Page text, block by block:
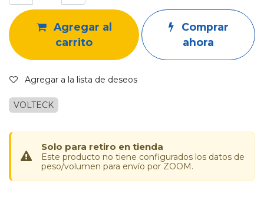
Agregar al
carrito
Comprar
ahora
Agregar a la lista de deseos
VOLTECK
Solo para retiro en tienda
Este producto no tiene configurados los datos de
peso/volumen para envío por ZOOM.